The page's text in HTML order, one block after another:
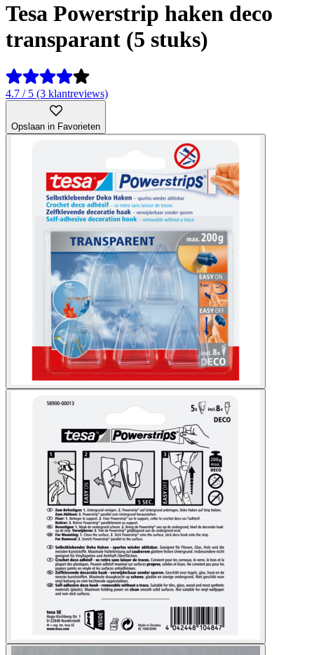
Tesa Powerstrip haken deco
transparant (5 stuks)
4.7 / 5 (3 klantreviews)
Opslaan in Favorieten